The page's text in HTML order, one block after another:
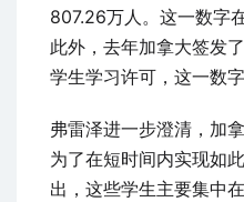
807.26万人。这一数字
此外，去年加拿大签发
学生学习许可，这一数
弗雷泽进一步澄清，加
为了在短时间内实现如
出，这些学生主要集中